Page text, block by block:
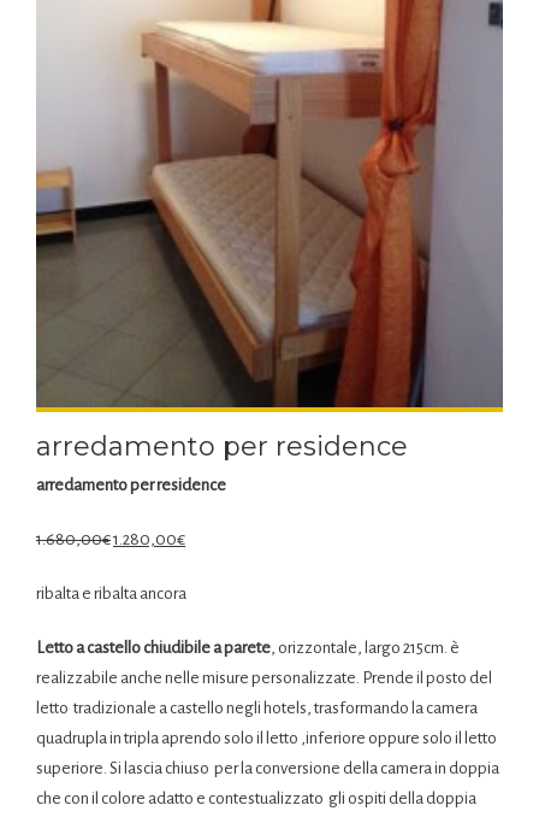
arredamento per residence
arredamento per residence
1.680,00€1.280,00€
ribalta e ribalta ancora
Letto a castello chiudibile a parete, orizzontale, largo 215cm. è
realizzabile anche nelle misure personalizzate. Prende il posto del
letto tradizionale a castello negli hotels, trasformando la camera
quadrupla in tripla aprendo solo il letto ,inferiore oppure solo il letto
superiore. Si lascia chiuso per la conversione della camera in doppia
che con il colore adatto e contestualizzato gli ospiti della doppia